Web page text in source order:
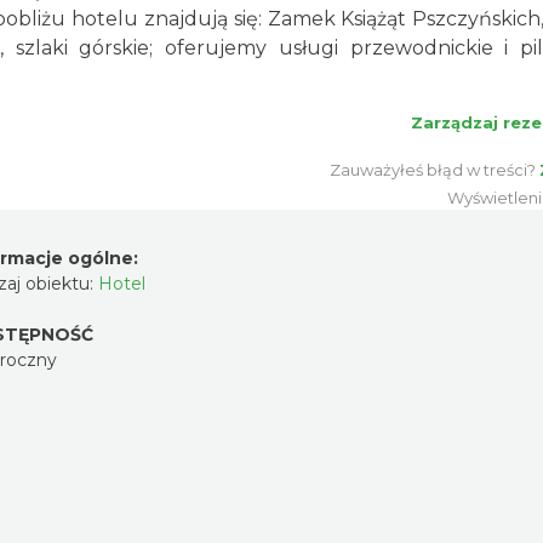
hotelu znajdują się: Zamek Książąt
górskie; oferujemy usługi przewodnickie i
Zarządzaj
Zauważyłeś błąd w treści?
ogólne:
obiektu: Hotel